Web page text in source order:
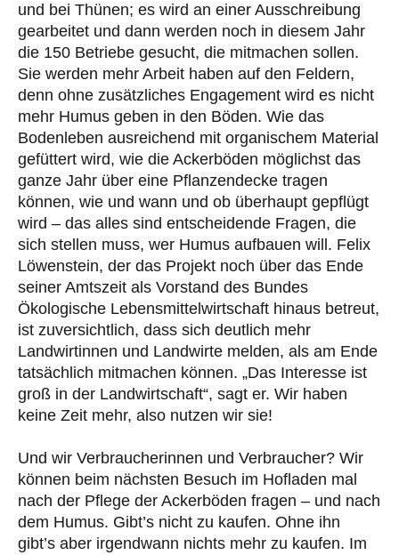
und bei Thünen; es wird an einer Ausschreibung
gearbeitet und dann werden noch in diesem Jahr
die 150 Betriebe gesucht, die mitmachen sollen.
Sie werden mehr Arbeit haben auf den Feldern,
denn ohne zusätzliches Engagement wird es nicht
mehr Humus geben in den Böden. Wie das
Bodenleben ausreichend mit organischem Material
gefüttert wird, wie die Ackerböden möglichst das
ganze Jahr über eine Pflanzendecke tragen
können, wie und wann und ob überhaupt gepflügt
wird – das alles sind entscheidende Fragen, die
sich stellen muss, wer Humus aufbauen will. Felix
Löwenstein, der das Projekt noch über das Ende
seiner Amtszeit als Vorstand des Bundes
Ökologische Lebensmittelwirtschaft hinaus betreut,
ist zuversichtlich, dass sich deutlich mehr
Landwirtinnen und Landwirte melden, als am Ende
tatsächlich mitmachen können. „Das Interesse ist
groß in der Landwirtschaft“, sagt er. Wir haben
keine Zeit mehr, also nutzen wir sie!
Und wir Verbraucherinnen und Verbraucher? Wir
können beim nächsten Besuch im Hofladen mal
nach der Pflege der Ackerböden fragen – und nach
dem Humus. Gibt’s nicht zu kaufen. Ohne ihn
gibt’s aber irgendwann nichts mehr zu kaufen. Im